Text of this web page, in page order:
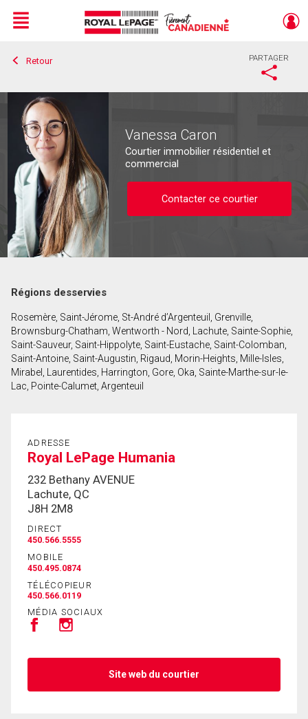
Live
En Direct
Menu
Retour PARTAGER
Vanessa Caron
Courtier immobilier résidentiel et
commercial
Contacter ce courtier
Prénom
et
Nom
Courriel
Message
En cliquant sur le bouton « soumettre », vous
consentez à nos conditions d'utilisation et vous
Régions desservies
Rosemère, Saint-Jérome, St-André d’Argenteuil, Grenville,
Brownsburg-Chatham, Wentworth - Nord, Lachute, Sainte-Sophie,
Saint-Sauveur, Saint-Hippolyte, Saint-Eustache, Saint-Colomban,
Saint-Antoine, Saint-Augustin, Rigaud, Morin-Heights, Mille-Isles,
Mirabel, Laurentides, Harrington, Gore, Oka, Sainte-Marthe-sur-le-
Lac, Pointe-Calumet, Argenteuil
ADRESSE
Royal LePage Humania
232 Bethany AVENUE
Lachute, QC
J8H 2M8
DIRECT
450.566.5555
MOBILE
450.495.0874
TÉLÉCOPIEUR
450.566.0119
MÉDIA SOCIAUX
Site web du courtier